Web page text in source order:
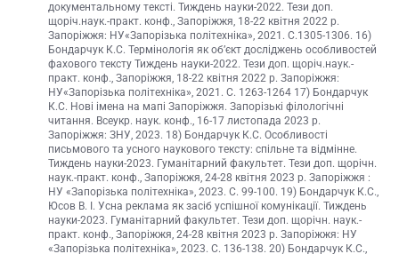
документальному тексті. Тиждень науки-2022. Тези доп.
щоріч.наук.-практ. конф., Запоріжжя, 18-22 квітня 2022 р.
Запоріжжя: НУ«Запорізька політехніка», 2021. С.1305-1306. 16)
Бондарчук К.С. Термінологія як об’єкт досліджень особливостей
фахового тексту Тиждень науки-2022. Тези доп. щоріч.наук.-
практ. конф., Запоріжжя, 18-22 квітня 2022 р. Запоріжжя:
НУ«Запорізька політехніка», 2021. С. 1263-1264 17) Бондарчук
К.С. Нові імена на мапі Запоріжжя. Запорізькі філологічні
читання. Всеукр. наук. конф., 16-17 листопада 2023 р.
Запоріжжя: ЗНУ, 2023. 18) Бондарчук К.С. Особливості
письмового та усного наукового тексту: спільне та відмінне.
Тиждень науки-2023. Гуманітарний факультет. Тези доп. щорічн.
наук.-практ. конф., Запоріжжя, 24-28 квітня 2023 р. Запоріжжя :
НУ «Запорізька політехніка», 2023. С. 99-100. 19) Бондарчук К.С.,
Юсов В. І. Усна реклама як засіб успішної комунікації. Тиждень
науки-2023. Гуманітарний факультет. Тези доп. щорічн. наук.-
практ. конф., Запоріжжя, 24-28 квітня 2023 р. Запоріжжя: НУ
«Запорізька політехніка», 2023. С. 136-138. 20) Бондарчук К.С.,